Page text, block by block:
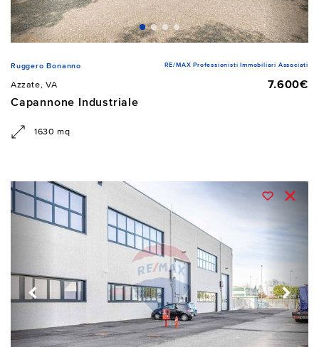
Ruggero Bonanno RE/MAX Professionisti Immobiliari Associati
Azzate, VA
7.600€
Capannone Industriale
1630 mq